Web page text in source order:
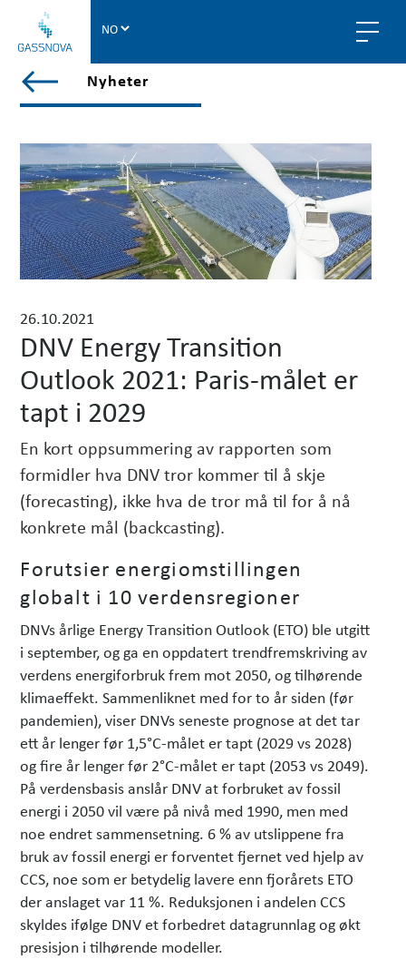
a
s
n
v
a
w
a
l
p
o
s
s
i
n
n
e
t
e
r
Nyheter
26.10.2021
DNV Energy Transition
Outlook 2021: Paris-målet er
tapt i 2029
En kort oppsummering av rapporten som
formidler hva DNV tror kommer til å skje
(forecasting), ikke hva de tror må til for å nå
konkrete mål (backcasting).
Forutsier energiomstillingen
globalt i 10 verdensregioner
DNVs årlige Energy Transition Outlook (ETO) ble utgitt
i september, og ga en oppdatert trendfremskriving av
verdens energiforbruk frem mot 2050, og tilhørende
klimaeffekt. Sammenliknet med for to år siden (før
pandemien), viser DNVs seneste prognose at det tar
ett år lenger før 1,5°C-målet er tapt (2029 vs 2028)
og fire år lenger før 2°C-målet er tapt (2053 vs 2049).
På verdensbasis anslår DNV at forbruket av fossil
energi i 2050 vil være på nivå med 1990, men med
noe endret sammensetning. 6 % av utslippene fra
bruk av fossil energi er forventet fjernet ved hjelp av
CCS, noe som er betydelig lavere enn fjorårets ETO
der anslaget var 11 %. Reduksjonen i andelen CCS
skyldes ifølge DNV et forbedret datagrunnlag og økt
presisjon i tilhørende modeller.